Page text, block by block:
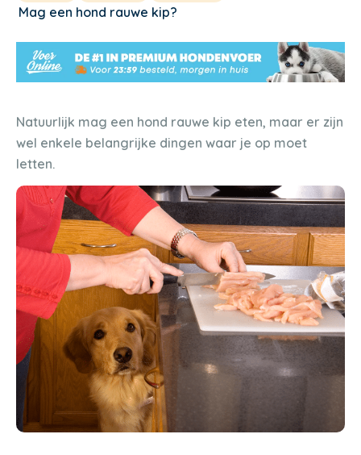
Mag een hond rauwe kip?
Natuurlijk mag een hond rauwe kip eten, maar er zijn
wel enkele belangrijke dingen waar je op moet
letten.